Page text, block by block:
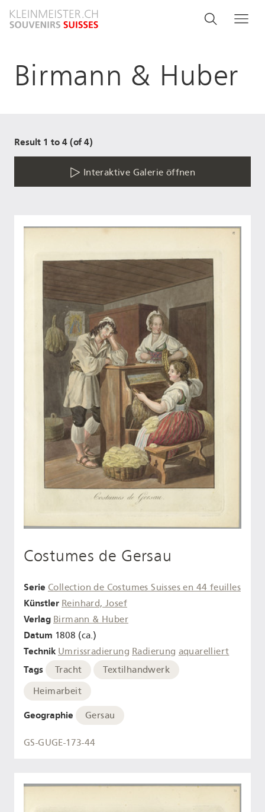
zum
Search
menu
Suche
Birmann & Huber
Result 1 to 4 (of 4)
Interaktive Galerie öffnen
Costumes de Gersau
Serie Collection de Costumes Suisses en 44 feuilles
Künstler Reinhard, Josef
Verlag Birmann & Huber
Datum 1808 (ca.)
Technik Umrissradierung Radierung aquarelliert
Tags Tracht
Textilhandwerk
Heimarbeit
Geographie Gersau
GS-GUGE-173-44